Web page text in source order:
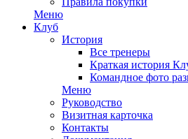
Меню
Клуб
История
Все тренеры
Краткая история
Командное фото
Меню
Руководство
Визитная карточка
Контакты